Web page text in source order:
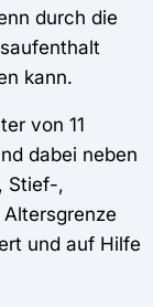
durch die
kann.
von 11
dabei neben
Stief-,
und auf Hilfe